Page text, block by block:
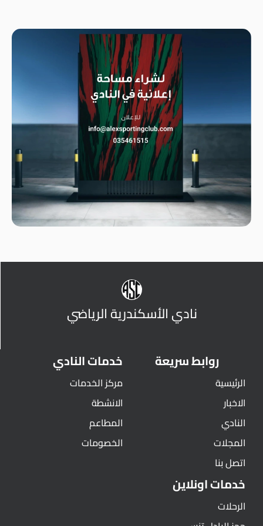
نادي الأسكندرية الرياضي
روابط سريعة
الرئيسية
الاخبار
النادي
المجلات
اتصل بنا
خدمات النادي
مركز الخدمات
الانشطة
المطاعم
الخصومات
خدمات اونلاين
الرحلات